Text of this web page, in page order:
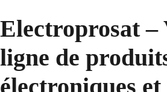
Electroprosat –
ligne de
électroniques et